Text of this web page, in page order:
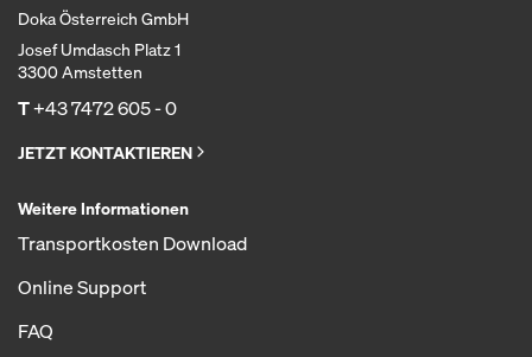
Doka Österreich GmbH
Josef Umdasch Platz 1
3300 Amstetten
T+43 7472 605 - 0
JETZT KONTAKTIEREN
Weitere Informationen
Transportkosten Download
Online Support
FAQ